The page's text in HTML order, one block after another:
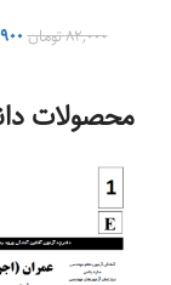
۸۲,۰۰۰تومان
محصولات